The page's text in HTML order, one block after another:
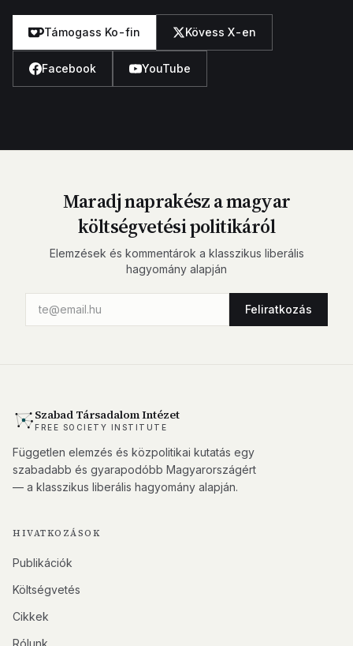
Támogass Ko-fin Kövess X-en
Facebook YouTube
Maradj naprakész a magyar
költségvetési politikáról
Elemzések és kommentárok a klasszikus liberális
hagyomány alapján
Feliratkozás
Szabad Társadalom Intézet
FREE SOCIETY INSTITUTE
Független elemzés és közpolitikai kutatás egy
szabadabb és gyarapodóbb Magyarországért
— a klasszikus liberális hagyomány alapján.
HIVATKOZÁSOK
Publikációk
Költségvetés
Cikkek
Rólunk